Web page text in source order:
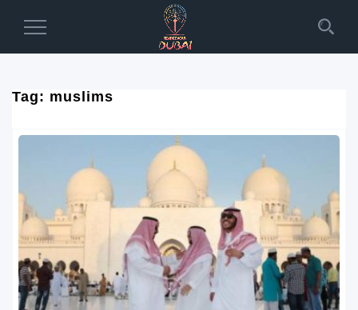
Toggle
Tag: muslims